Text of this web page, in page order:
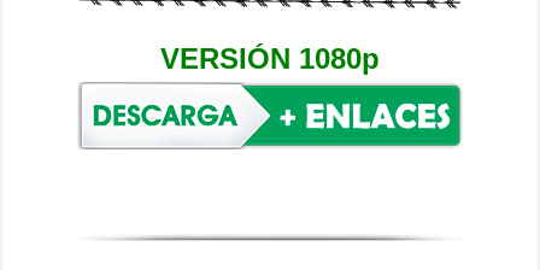
VERSIÓN 1080p